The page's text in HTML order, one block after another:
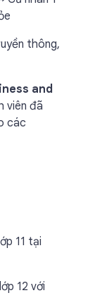
thông,
and
viên đã
các
11 tại
12 với